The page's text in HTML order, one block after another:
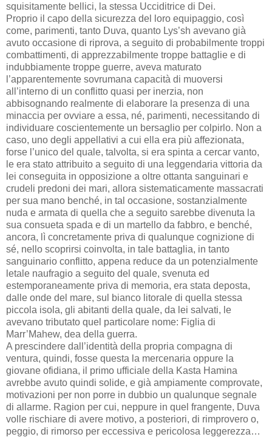
squisitamente bellici, la stessa Ucciditrice di Dei.
Proprio il capo della sicurezza del loro equipaggio, così
come, parimenti, tanto Duva, quanto Lys’sh avevano già
avuto occasione di riprova, a seguito di probabilmente troppi
combattimenti, di apprezzabilmente troppe battaglie e di
indubbiamente troppe guerre, aveva maturato
l’apparentemente sovrumana capacità di muoversi
all’interno di un conflitto quasi per inerzia, non
abbisognando realmente di elaborare la presenza di una
minaccia per ovviare a essa, né, parimenti, necessitando di
individuare coscientemente un bersaglio per colpirlo. Non a
caso, uno degli appellativi a cui ella era più affezionata,
forse l’unico del quale, talvolta, si era spinta a cercar vanto,
le era stato attribuito a seguito di una leggendaria vittoria da
lei conseguita in opposizione a oltre ottanta sanguinari e
crudeli predoni dei mari, allora sistematicamente massacrati
per sua mano benché, in tal occasione, sostanzialmente
nuda e armata di quella che a seguito sarebbe divenuta la
sua consueta spada e di un martello da fabbro, e benché,
ancora, lì concretamente priva di qualunque cognizione di
sé, nello scoprirsi coinvolta, in tale battaglia, in tanto
sanguinario conflitto, appena reduce da un potenzialmente
letale naufragio a seguito del quale, svenuta ed
estemporaneamente priva di memoria, era stata deposta,
dalle onde del mare, sul bianco litorale di quella stessa
piccola isola, gli abitanti della quale, da lei salvati, le
avevano tributato quel particolare nome: Figlia di
Marr’Mahew, dea della guerra.
A prescindere dall’identità della propria compagna di
ventura, quindi, fosse questa la mercenaria oppure la
giovane ofidiana, il primo ufficiale della Kasta Hamina
avrebbe avuto quindi solide, e già ampiamente comprovate,
motivazioni per non porre in dubbio un qualunque segnale
di allarme. Ragion per cui, neppure in quel frangente, Duva
volle rischiare di avere motivo, a posteriori, di rimprovero o,
peggio, di rimorso per eccessiva e pericolosa leggerezza…